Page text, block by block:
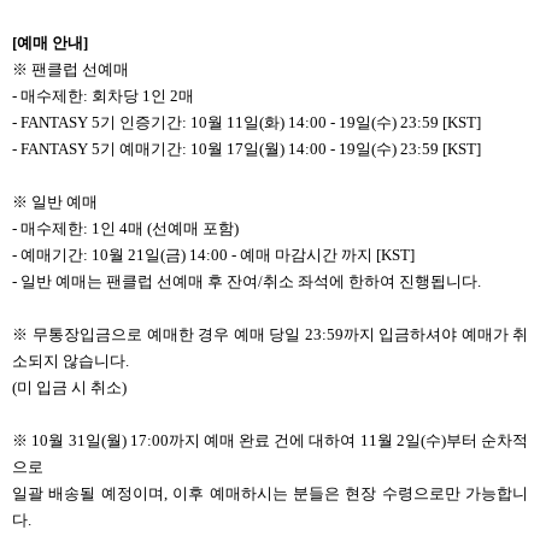
[예매 안내]
※ 팬클럽 선예매
- 매수제한: 회차당 1인 2매
- FANTASY 5기 인증기간: 10월 11일(화) 14:00 - 19일(수) 23:59 [KST]
- FANTASY 5기 예매기간: 10월 17일(월) 14:00 - 19일(수) 23:59 [KST]
※ 일반 예매
- 매수제한: 1인 4매 (선예매 포함)
- 예매기간: 10월 21일(금) 14:00 - 예매 마감시간 까지 [KST]
- 일반 예매는 팬클럽 선예매 후 잔여/취소 좌석에 한하여 진행됩니다.
※ 무통장입금으로 예매한 경우 예매 당일 23:59까지 입금하셔야 예매가 취
소되지 않습니다.
(미 입금 시 취소)
※ 10월 31일(월) 17:00까지 예매 완료 건에 대하여 11월 2일(수)부터 순차적
으로
일괄 배송될 예정이며, 이후 예매하시는 분들은 현장 수령으로만 가능합니
다.